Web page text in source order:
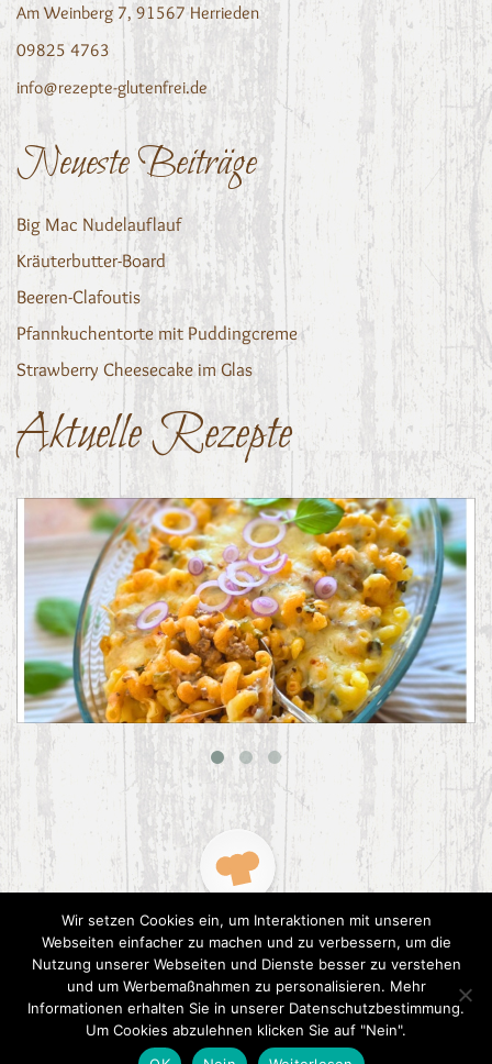
Am Weinberg 7, 91567 Herrieden
09825 4763
info@rezepte-glutenfrei.de
Neueste Beiträge
Big Mac Nudelauflauf
Kräuterbutter-Board
Beeren-Clafoutis
Pfannkuchentorte mit Puddingcreme
Strawberry Cheesecake im Glas
Aktuelle Rezepte
Big Mac Nudelauflauf
2015 CookPress. All right reserved.Datenschutz
Wir setzen Cookies ein, um Interaktionen mit unseren
Webseiten einfacher zu machen und zu verbessern, um die
Nutzung unserer Webseiten und Dienste besser zu verstehen
und um Werbemaßnahmen zu personalisieren. Mehr
Informationen erhalten Sie in unserer Datenschutzbestimmung.
Um Cookies abzulehnen klicken Sie auf "Nein".